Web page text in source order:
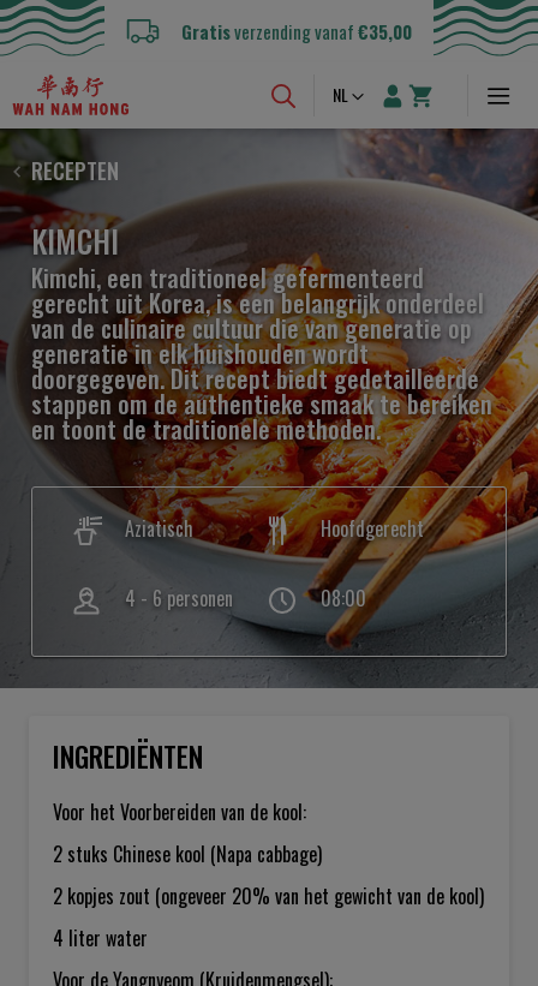
Gratisverzending vanaf€35,00
Taal
NL
RECEPTEN
KIMCHI
Kimchi, een traditioneel gefermenteerd
gerecht uit Korea, is een belangrijk onderdeel
van de culinaire cultuur die van generatie op
generatie in elk huishouden wordt
doorgegeven. Dit recept biedt gedetailleerde
stappen om de authentieke smaak te bereiken
en toont de traditionele methoden.
Aziatisch Hoofdgerecht
4 - 6 personen 08:00
INGREDIËNTEN
Voor het Voorbereiden van de kool:
2 stuks Chinese kool (Napa cabbage)
2 kopjes zout (ongeveer 20% van het gewicht van de kool)
4 liter water
Voor de Yangnyeom (Kruidenmengsel):